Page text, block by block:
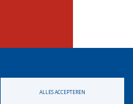
ALLES ACCEPTEREN